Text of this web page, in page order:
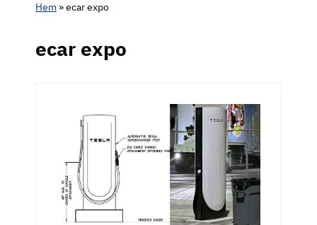
Hem»ecar expo
ecar expo